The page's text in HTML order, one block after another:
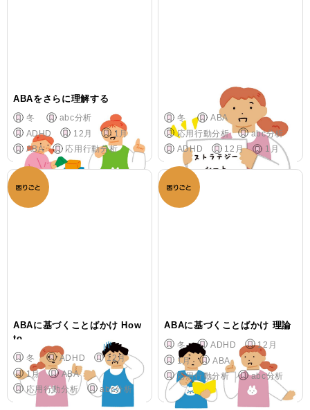
ABAをさらに理解する
冬
abc分析
ADHD
12月
1月
ABA
応用行動分析
ABAに基づくことばかけ 実践
冬
ABA
応用行動分析
abc分析
ADHD
12月 1月
ABAに基づくことばかけ How
to
冬 ADHD
12月
1月
ABA
応用行動分析
abc分析
ABAに基づくことばかけ 理論
冬 ADHD
12月
1月
ABA
応用行動分析
abc分析